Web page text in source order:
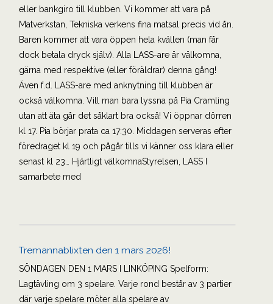
eller bankgiro till klubben. Vi kommer att vara på
Matverkstan, Tekniska verkens fina matsal precis vid ån.
Baren kommer att vara öppen hela kvällen (man får
dock betala dryck själv). Alla LASS-are är välkomna,
gärna med respektive (eller föräldrar) denna gång!
Även f.d. LASS-are med anknytning till klubben är
också välkomna. Vill man bara lyssna på Pia Cramling
utan att äta går det såklart bra också! Vi öppnar dörren
kl 17. Pia börjar prata ca 17:30. Middagen serveras efter
föredraget kl 19 och pågår tills vi känner oss klara eller
senast kl 23… Hjärtligt välkomnaStyrelsen, LASS I
samarbete med
Tremannablixten den 1 mars 2026!
SÖNDAGEN DEN 1 MARS I LINKÖPING Spelform:
Lagtävling om 3 spelare. Varje rond består av 3 partier
där varje spelare möter alla spelare av